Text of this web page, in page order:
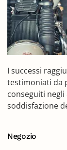
I successi
testimoniati da
conseguiti
soddisfazione
Negozio